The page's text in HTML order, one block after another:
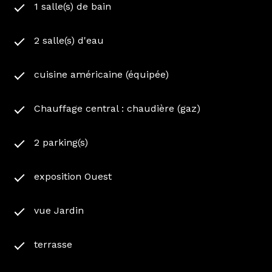
À l'extérieur, le charme opère immédiatement.
parfaitement exposé, cette propriété profite d'un
est piscinable et offre de multiples possibilités
climat exceptionnel des Landes.
son appartement indépendant d'environ 40 m².
un revenu locatif saisonnier ou annuel, cet espace
Une dépendance située au fond du jardin
stockage, local pour vélos ou futur projet
1 salle(s) de bain
2 salle(s) d'eau
cuisine américaine (équipée)
Chauffage central : chaudière (gaz)
2 parking(s)
exposition Ouest
vue Jardin
terrasse